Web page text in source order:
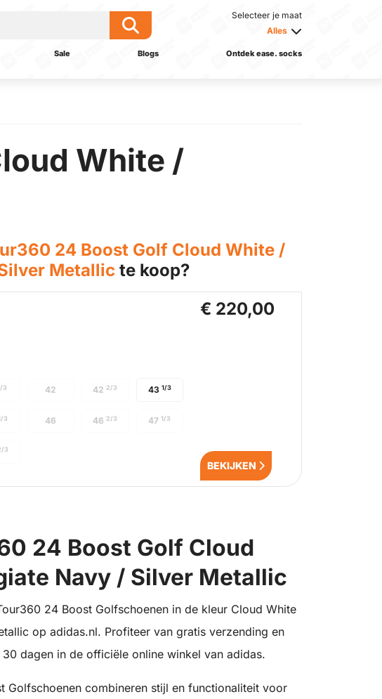
Selecteer je maat
Alles
Sale Blogs Ontdek ease. socks
White /
24 Boost Golf Cloud White /
Metallic te koop?
43 1/3
3 42 422/3
3 46 462/3 471/3
3
€ 220,00
BEKIJKEN
24 Boost Golf Cloud
Navy / Silver Metallic
24 Boost Golfschoenen in de kleur Cloud White
op adidas.nl. Profiteer van gratis verzending en
dagen in de officiële online winkel van adidas.
Golfschoenen combineren stijl en functionaliteit voor